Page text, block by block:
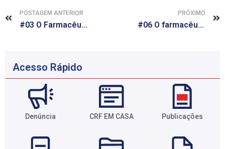
POSTAGEM ANTERIOR
#03 O Farmacêutico faz minha vida melhor
PRÓXIMO
#06 O farmacêutico faz minha vida melhor
Acesso Rápido
Denúncia CRF EM CASA Publicações